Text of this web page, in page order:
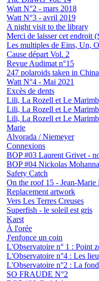
Watt N°2 - mars 2018
Watt N°3 - avril 2019
A night visit to the library
Merci de laisser cet endroit
Les multiples de Eins, Un,
Cause départ Vol. 2
Revue Audimat n°15
247 polaroids taken in
Watt N°4 - Mai 2021
Excès de dents
Lili, La Rozell et Le
Lili, La Rozell et Le
Lili, La Rozell et Le
Marie
Alvorada / Niemeyer
Connexions
BOP #03 Laurent Grivet -
BOP #04 Nickolas
Safety Catch
On the roof 15 - Jean-Marie
Replacement artwork
Vers Les Terres Creuses
Superfish - le soleil est gris
Karst
À l'orée
J'enfonce un coin
L'Observatoire n° 1 : Point
L'Observatoire n°4 : Les
L'Observatoire n°2 : La
SO FRAUDE N°2